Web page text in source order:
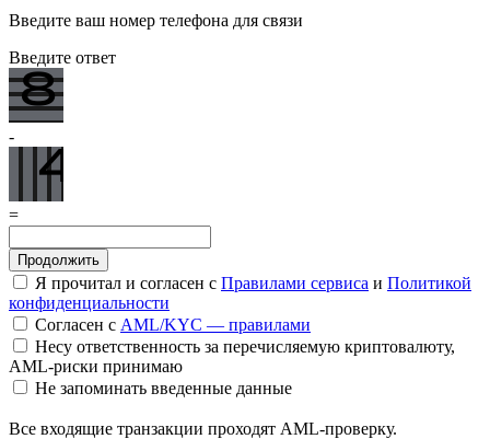
Введите ваш номер телефона для связи
Введите ответ
-
=
Я прочитал и согласен с Правилами сервиса и Политикой
конфиденциальности
Согласен с AML/KYC — правилами
Несу ответственность за перечисляемую криптовалюту,
AML-риски принимаю
Не запоминать введенные данные
Все входящие транзакции проходят AML-проверку.